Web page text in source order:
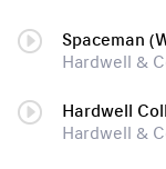
Spaceman
Hardwell &
Hardwell &